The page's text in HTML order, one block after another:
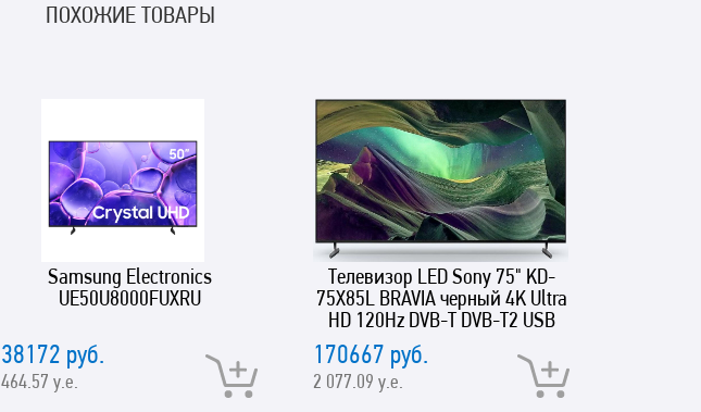
ПОХОЖИЕ ТОВАРЫ
Samsung Electronics
UE50U8000FUXRU
38172 руб.
464.57 у.е.
Телевизор LED Sony 75" KD-
75X85L BRAVIA черный 4K Ultra
HD 120Hz DVB-T DVB-T2 USB
WiFi Smart TV
170667 руб.
2 077.09 у.е.